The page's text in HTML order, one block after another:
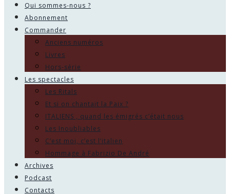
Qui sommes-nous ?
Abonnement
Commander
Anciens numéros
Livres
Hors-série
Les spectacles
Les Ritals
Et si on chantait la Paix ?
ITALIENS , quand les émigrés c’était nous
Les Inoubliables
C’est moi, c’est l’italien
Hommage à Fabrizio De André
Archives
Podcast
Contacts